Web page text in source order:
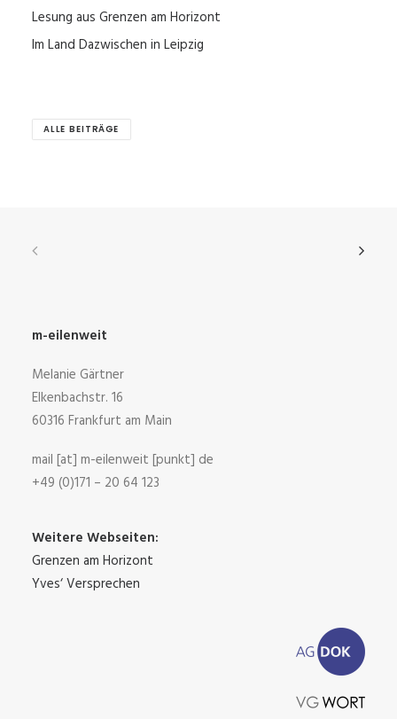
Lesung aus Grenzen am Horizont
Im Land Dazwischen in Leipzig
ALLE BEITRÄGE
m-eilenweit
Melanie Gärtner
Elkenbachstr. 16
60316 Frankfurt am Main
mail [at] m-eilenweit [punkt] de
+49 (0)171 – 20 64 123
Weitere Webseiten:
Grenzen am Horizont
Yves‘ Versprechen